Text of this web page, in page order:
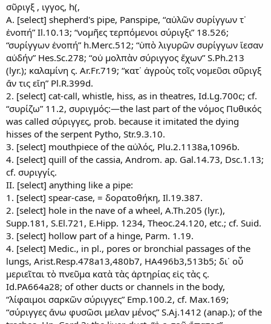
σῦριγξ , ιγγος, h(,
A. [select] shepherd's pipe, Panspipe, “αὐλῶν συρίγγων τ᾽
ἐνοπή” Il.10.13; “νομῆες τερπόμενοι σύριγξι” 18.526;
“συρίγγων ἐνοπή” h.Merc.512; “ὑπὸ λιγυρῶν συρίγγων ἵεσαν
αὐδήν” Hes.Sc.278; “οὐ μολπὰν σύριγγος ἔχων” S.Ph.213
(lyr.); καλαμίνη ς. Ar.Fr.719; “κατ᾽ ἀγροὺς τοῖς νομεῦσι σῦριγξ
ἄν τις εἴη” Pl.R.399d.
2. [select] cat-call, whistle, hiss, as in theatres, Id.Lg.700c; cf.
“συρίζω” 11.2, συριγμός:—the last part of the νόμος Πυθικός
was called σύριγγες, prob. because it imitated the dying
hisses of the serpent Pytho, Str.9.3.10.
3. [select] mouthpiece of the αὐλός, Plu.2.1138a,1096b.
4. [select] quill of the cassia, Androm. ap. Gal.14.73, Dsc.1.13;
cf. συριγγίς.
II. [select] anything like a pipe:
1. [select] spear-case, = δορατοθήκη, Il.19.387.
2. [select] hole in the nave of a wheel, A.Th.205 (lyr.),
Supp.181, S.El.721, E.Hipp. 1234, Theoc.24.120, etc.; cf. Suid.
3. [select] hollow part of a hinge, Parm. 1.19.
4. [select] Medic., in pl., pores or bronchial passages of the
lungs, Arist.Resp.478a13,480b7, HA496b3,513b5; δι᾽ οὗ
μεριεῖται τὸ πνεῦμα κατὰ τὰς ἀρτηρίας εἰς τὰς ς.
Id.PA664a28; of other ducts or channels in the body,
“λίφαιμοι σαρκῶν σύριγγες” Emp.100.2, cf. Max.169;
“σύριγγες ἄνω φυσῶσι μελαν μένος” S.Aj.1412 (anap.); of the